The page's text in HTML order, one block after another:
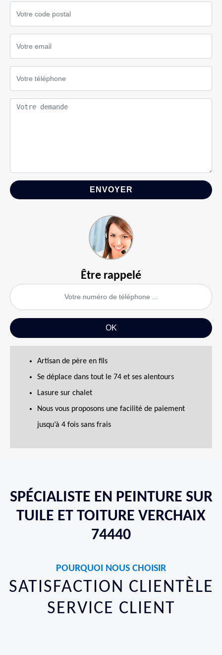
Être rappelé
Artisan de père en fils
Se déplace dans tout le 74 et ses alentours
Lasure sur chalet
Nous vous proposons une facilité de paiement
jusqu’à 4 fois sans frais
SPÉCIALISTE EN PEINTURE SUR
TUILE ET TOITURE VERCHAIX
74440
POURQUOI NOUS CHOISIR
SATISFACTION CLIENTÈLE
SERVICE CLIENT